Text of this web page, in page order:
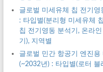
글로벌 미세유체 칩 전기
: 타입별(분리형 미세유체
칩 전기영동 분석기, 온라
기), 지역별
글로벌 민간 항공기 엔진
(~2032년) : 타입별(로터 블